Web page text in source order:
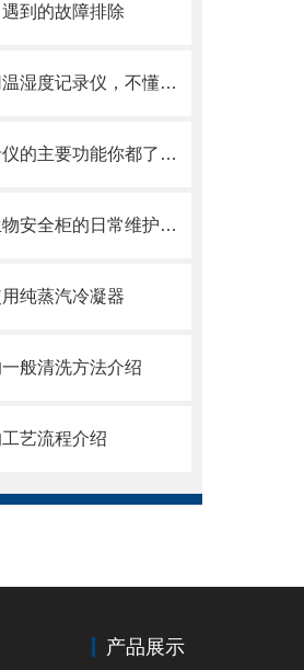
到的故障排除
想要更好地使用温湿度记录仪，不懂这些可不行
广东温湿度记录仪的主要功能你都了解吗？
如何进行广东生物安全柜的日常维护和清洁以确保其正常运行和延长使用寿命？
纯蒸汽冷凝器
般清洗方法介绍
艺流程介绍
产品展示